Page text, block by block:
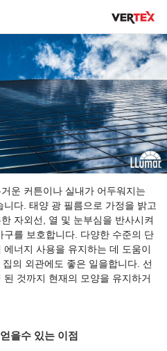
운 커튼이나 실내가 어두워지는
다. 태양 광 필름으로 가정을 밝고
자외선, 열 및 눈부심을 반사시켜
를 보호합니다. 다양한 수준의 단
너지 사용을 유지하는 데 도움이
의 외관에도 좋은 일을합니다. 선
것까지 현재의 모양을 유지하거
을수 있는 이점